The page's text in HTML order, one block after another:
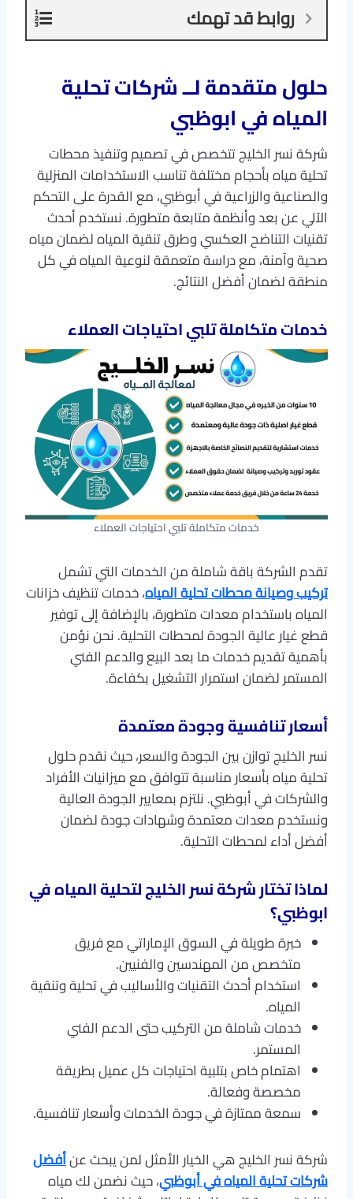
روابط قد تهمك
حلول متقدمة لــشركات تحلية
المياه في ابوظبي
شركة نسر الخليج تتخصص في تصميم وتنفيذ محطات
تحلية مياه بأحجام مختلفة تناسب الاستخدامات المنزلية
والصناعية والزراعية في أبوظبي، مع القدرة على التحكم
الآلي عن بعد وأنظمة متابعة متطورة. نستخدم أحدث
تقنيات التناضح العكسي وطرق تنقية المياه لضمان مياه
صحية وآمنة، مع دراسة متعمقة لنوعية المياه في كل
منطقة لضمان أفضل النتائج.
خدمات متكاملة تلبي احتياجات العملاء
خدمات متكاملة تلبي احتياجات العملاء
تقدم الشركة باقة شاملة من الخدمات التي تشمل
تركيب وصيانة محطات تحلية المياه، خدمات تنظيف خزانات
المياه باستخدام معدات متطورة، بالإضافة إلى توفير
قطع غيار عالية الجودة لمحطات التحلية. نحن نؤمن
بأهمية تقديم خدمات ما بعد البيع والدعم الفني
المستمر لضمان استمرار التشغيل بكفاءة.
أسعار تنافسية وجودة معتمدة
نسر الخليج توازن بين الجودة والسعر، حيث نقدم حلول
تحلية مياه بأسعار مناسبة تتوافق مع ميزانيات الأفراد
والشركات في أبوظبي. نلتزم بمعايير الجودة العالية
ونستخدم معدات معتمدة وشهادات جودة لضمان
أفضل أداء لمحطات التحلية.
لماذا تختار شركة نسر الخليج لتحلية المياه في
ابوظبي؟
خبرة طويلة في السوق الإماراتي مع فريق
متخصص من المهندسين والفنيين.
استخدام أحدث التقنيات والأساليب في تحلية وتنقية
المياه.
خدمات شاملة من التركيب حتى الدعم الفني
المستمر.
اهتمام خاص بتلبية احتياجات كل عميل بطريقة
مخصصة وفعالة.
سمعة ممتازة في جودة الخدمات وأسعار تنافسية.
شركة نسر الخليج هي الخيار الأمثل لمن يبحث عنأفضل
شركات تحلية المياه في أبوظبي، حيث نضمن لك مياه